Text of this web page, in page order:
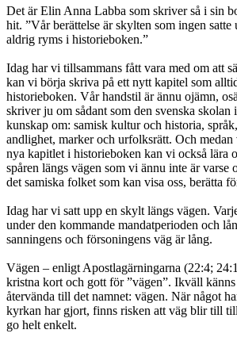
Det är Elin Anna Labba som skriver så i sin
hit. ”Vår berättelse är skylten som ingen satte
aldrig ryms i historieboken.”
Idag har vi tillsammans fått vara med om att
kan vi börja skriva på ett nytt kapitel som
historieboken. Vår handstil är ännu ojämn,
skriver ju om sådant som den svenska skolan
kunskap om: samisk kultur och historia,
andlighet, marker och urfolksrätt. Och
nya kapitlet i historieboken kan vi också lära
spåren längs vägen som vi ännu inte är varse
det samiska folket som kan visa oss, berätta
Idag har vi satt upp en skylt längs vägen.
under den kommande mandatperioden och
sanningens och försoningens väg är lång.
Vägen – enligt Apostlagärningarna (22:4;
kristna kort och gott för ”vägen”. Ikväll
återvända till det namnet: vägen. När något
kyrkan har gjort, finns risken att väg blir till
go helt enkelt.